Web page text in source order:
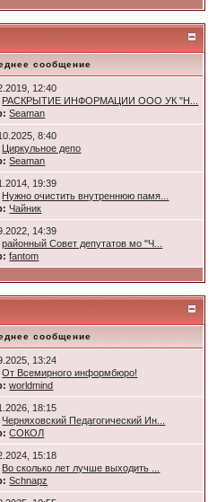
сообщение
12:40
РАСКРЫТИЕ ИНФОРМАЦИИ ООО УК "Н...
Seaman
8:40
Циркульное депо
Seaman
19:39
Нужно очистить внутреннюю памя...
Чайник
14:39
районный Совет депутатов мо "Ч...
fantom
сообщение
13:24
От Всемирного информбюро!
worldmind
18:15
Черняховский Педагогический Ин...
СОКОЛ
15:18
Во сколько лет лучше выходить ...
Schnapz